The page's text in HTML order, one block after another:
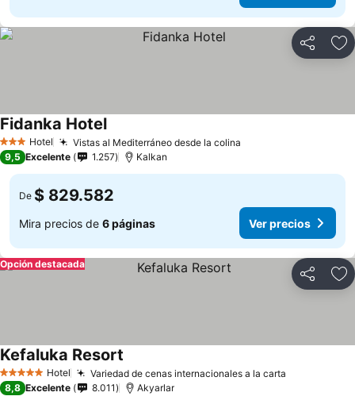
Compartir
3 Estrellas
Hotel Vistas al Mediterráneo desde la colina
Fidanka Hotel
9,5 Excelente 1.257 Kalkan
De $ 829.582
Mira precios de 6 páginas Ver precios
Compartir
Opción destacada
5 Estrellas Hotel Variedad de cenas internacionales a la carta
Kefaluka Resort
8,8 Excelente 8.011 Akyarlar